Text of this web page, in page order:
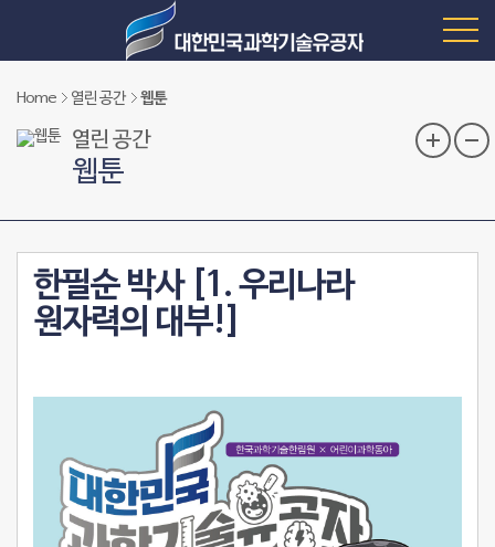
Home 열린 공간 웹툰
열린 공간
웹툰
한필순 박사 [1. 우리나라
원자력의 대부!]